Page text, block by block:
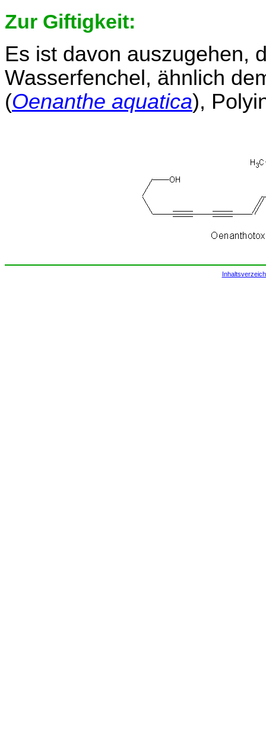
Zur Giftigkeit:
Es ist davon auszugehen,
Wasserfenchel, ähnlich
(Oenanthe aquatica),